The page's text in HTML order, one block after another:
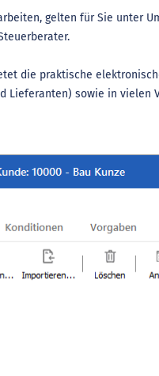
gelten für Sie unter
die praktische
sowie in vielen